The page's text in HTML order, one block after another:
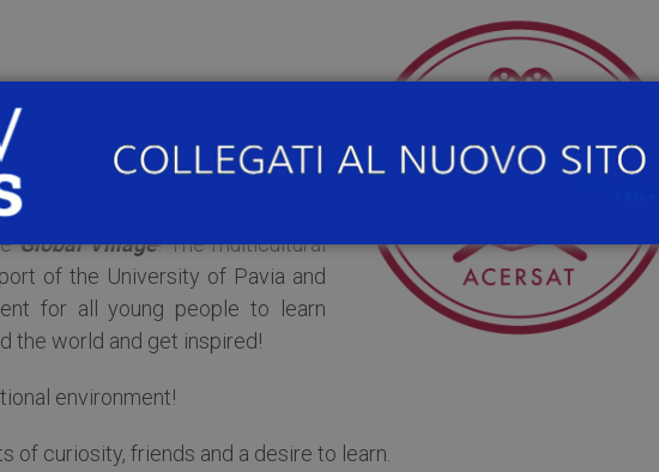
***
Global Village! The multicultural
of the University of Pavia and
for all young people to learn
the world and get inspired!
environment!
of curiosity, friends and a desire to learn.